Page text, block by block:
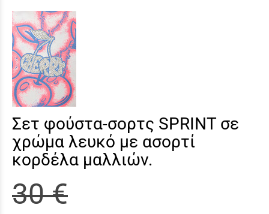
Σετ φούστα-σορτς SPRINT σε
χρώμα λευκό με ασορτί
κορδέλα μαλλιών.
30 €